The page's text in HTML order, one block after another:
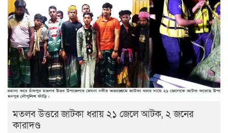
মতলব উত্তরে জাটকা ধরায় ২১ জেলে আটক, ২ জনের
কারাদণ্ড